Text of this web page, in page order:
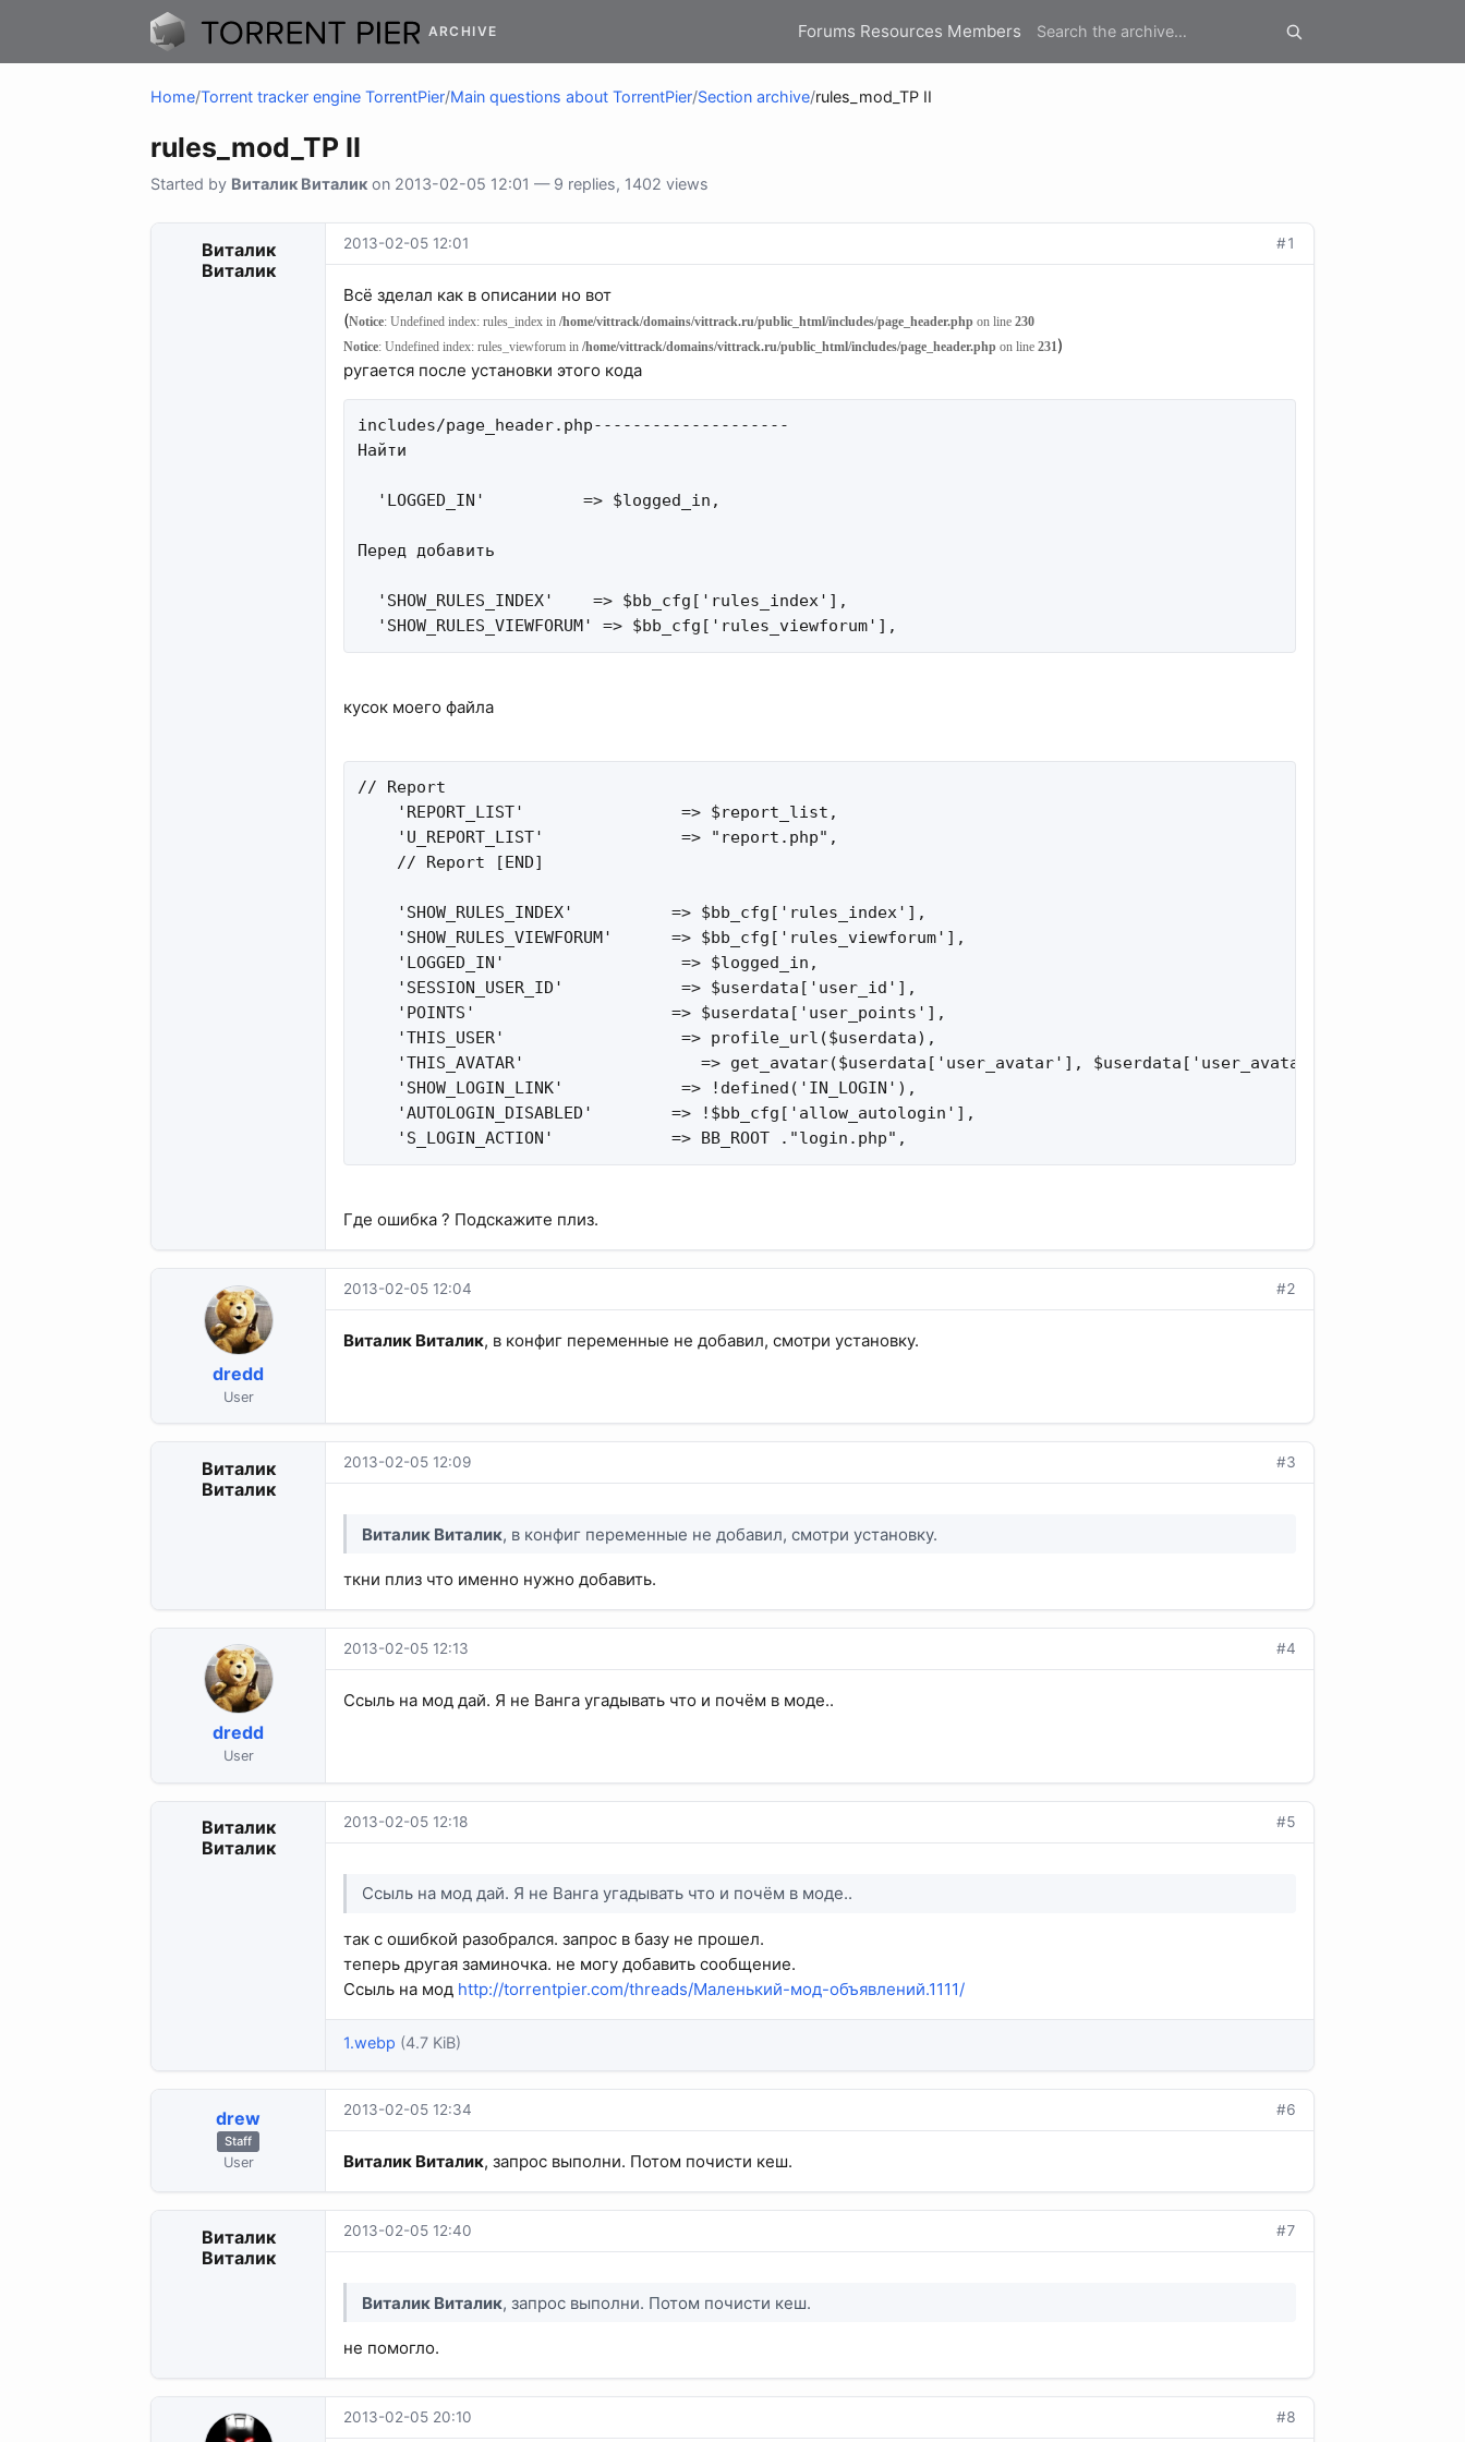
ARCHIVE Forums Resources Members
Home/Torrent tracker engine TorrentPier/Main questions about TorrentPier/Section archive/rules_mod_TP II
rules_mod_TP II
Started by Виталик Виталик on 2013-02-05 12:01 — 9 replies, 1402 views
Виталик
Виталик
2013-02-05 12:01 #1
Всё зделал как в описании но вот
(Notice: Undefined index: rules_index in /home/vittrack/domains/vittrack.ru/public_html/includes/page_header.php on line 230
Notice: Undefined index: rules_viewforum in /home/vittrack/domains/vittrack.ru/public_html/includes/page_header.php on line 231)
ругается после установки этого кода
includes/page_header.php--------------------
Найти
  'LOGGED_IN'          => $logged_in,
Перед добавить
  'SHOW_RULES_INDEX'    => $bb_cfg['rules_index'],
  'SHOW_RULES_VIEWFORUM' => $bb_cfg['rules_viewforum'],
кусок моего файла
// Report
    'REPORT_LIST'                => $report_list,
    'U_REPORT_LIST'              => "report.php",
    // Report [END]
    'SHOW_RULES_INDEX'          => $bb_cfg['rules_index'],
    'SHOW_RULES_VIEWFORUM'      => $bb_cfg['rules_viewforum'],
    'LOGGED_IN'                  => $logged_in,
    'SESSION_USER_ID'            => $userdata['user_id'],
    'POINTS'                    => $userdata['user_points'],
    'THIS_USER'                  => profile_url($userdata),
'THIS_AVATAR'                  => get_avatar($userdata['user_avatar'], $userdata['user_avatar_type'],
    'SHOW_LOGIN_LINK'            => !defined('IN_LOGIN'),
    'AUTOLOGIN_DISABLED'        => !$bb_cfg['allow_autologin'],
    'S_LOGIN_ACTION'            => BB_ROOT ."login.php",
Где ошибка ? Подскажите плиз.
dredd
User
2013-02-05 12:04 #2
Виталик Виталик, в конфиг переменные не добавил, смотри установку.
Виталик
Виталик
2013-02-05 12:09 #3
Виталик Виталик, в конфиг переменные не добавил, смотри установку.
ткни плиз что именно нужно добавить.
dredd
User
2013-02-05 12:13 #4
Ссыль на мод дай. Я не Ванга угадывать что и почём в моде..
Виталик
Виталик
2013-02-05 12:18 #5
Ссыль на мод дай. Я не Ванга угадывать что и почём в моде..
так с ошибкой разобрался. запрос в базу не прошел.
теперь другая заминочка. не могу добавить сообщение.
Ссыль на мод http://torrentpier.com/threads/Маленький-мод-объявлений.1111/
1.webp (4.7 KiB)
drew
Staff
User
2013-02-05 12:34 #6
Виталик Виталик, запрос выполни. Потом почисти кеш.
Виталик
Виталик
2013-02-05 12:40 #7
Виталик Виталик, запрос выполни. Потом почисти кеш.
не помогло.
2013-02-05 20:10 #8